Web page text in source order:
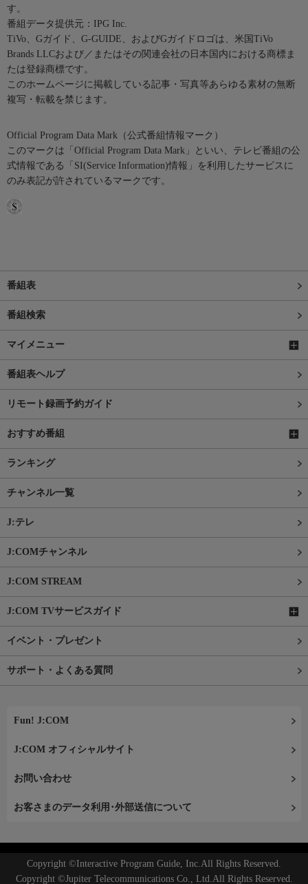
す。
番組データ提供元：IPG Inc.
TiVo、Gガイド、G-GUIDE、およびGガイドロゴは、米国TiVo
Brands LLCおよび／またはその関連会社の日本国内における商標ま
たは登録商標です。
このホームページに掲載している記事・写真等あらゆる素材の無断
複写・転載を禁じます。
Official Program Data Mark（公式番組情報マーク）
このマークは「Official Program Data Mark」といい、テレビ番組の公
式情報である「SI(Service Information)情報」を利用したサービスに
のみ表記が許されているマークです。
番組表
番組検索
マイメニュー
番組表ヘルプ
リモート録画予約ガイド
おすすめ番組
ランキング
チャンネル一覧
J:テレ
J:COMチャンネル
J:COM STREAM
J:COM TVサービスガイド
イベント・プレゼント
サポート・よくある質問
Fun! J:COM
J:COM オフィシャルサイト
お問い合わせ
お客さまのデータ利用･外部送信について
Copyright ©Interactive Program Guide, Inc.All Rights Reserved.
Copyright ©Jupiter Telecommunications Co., Ltd.All Rights Reserved.